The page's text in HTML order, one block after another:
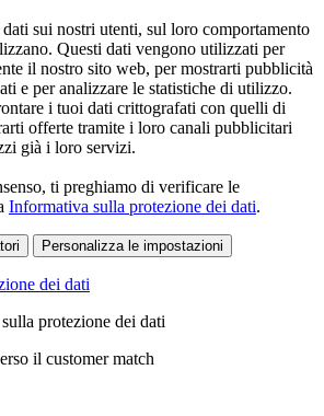
sui nostri utenti, sul loro comportamento
Questi dati vengono utilizzati per
il nostro sito web, per mostrarti pubblicità
e per analizzare le statistiche di utilizzo.
i tuoi dati crittografati con quelli di
offerte tramite i loro canali pubblicitari
già i loro servizi.
ti preghiamo di verificare le
Informativa sulla protezione dei dati.
Personalizza le impostazioni
dei dati
protezione dei dati
il customer match